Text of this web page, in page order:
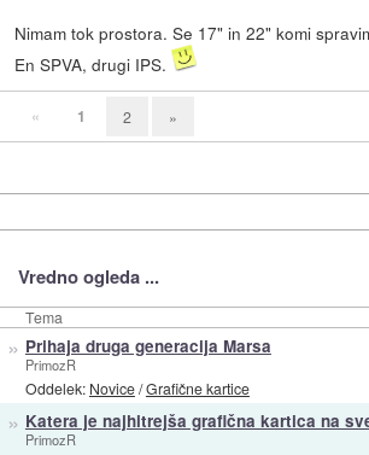
Nimam tok prostora. Se 17" in 22" komi
En SPVA, drugi IPS.
« 1 2 »
Vredno ogleda ...
Tema
» Prihaja druga generacija Marsa
PrimozR
Oddelek: Novice/Grafične kartice
» Katera je najhitrejša grafična kartica na
PrimozR